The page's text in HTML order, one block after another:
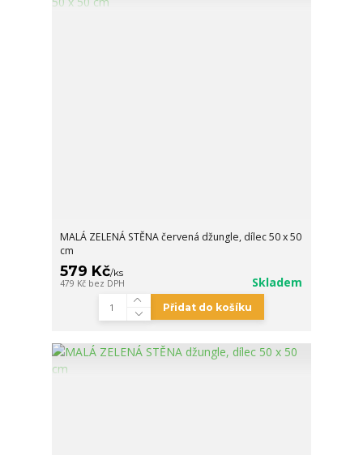
MALÁ ZELENÁ STĚNA červená džungle, dílec 50 x 50
cm
579 Kč/ks
479 Kč bez DPH Skladem
Přidat do košíku